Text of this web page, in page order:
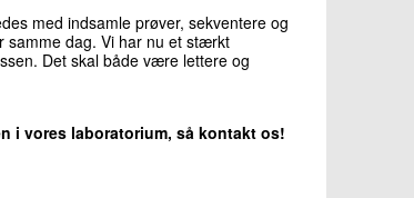
med indsamle prøver, sekventere og
samme dag. Vi har nu et stærkt
Det skal både være lettere og
i vores laboratorium, så kontakt os!